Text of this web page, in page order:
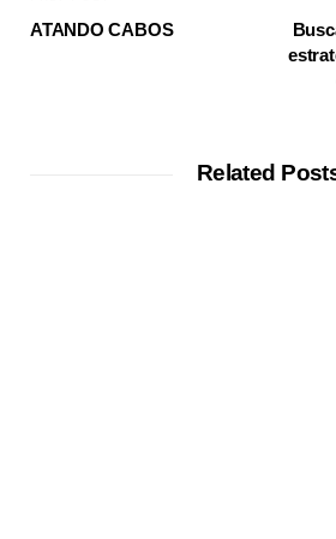
ATANDO CABOS
Related